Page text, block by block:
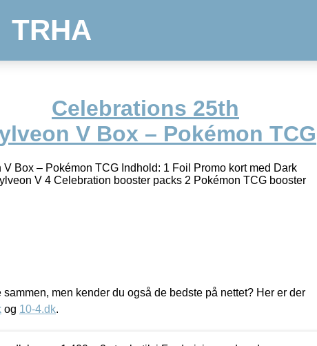
TRHA
Celebrations 25th
V Box – Pokémon TCG
Box – Pokémon TCG Indhold: 1 Foil Promo kort med Dark
V 4 Celebration booster packs 2 Pokémon TCG booster
men kender du også de bedste på nettet? Her er der
og 10-4.dk.